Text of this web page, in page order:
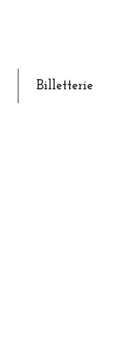
Billetterie